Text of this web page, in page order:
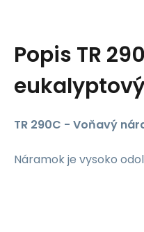
Popis TR
TR 290C - Voňavý
Náramok je vysoko